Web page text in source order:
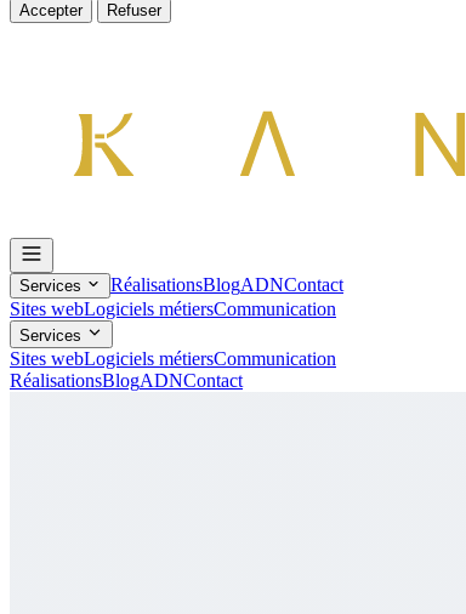
Accepter Refuser
Services RéalisationsBlogADNContact
Sites webLogiciels métiersCommunication
Services
Sites webLogiciels métiersCommunication
RéalisationsBlogADNContact